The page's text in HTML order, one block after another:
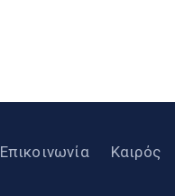
Επικοινωνία Καιρός